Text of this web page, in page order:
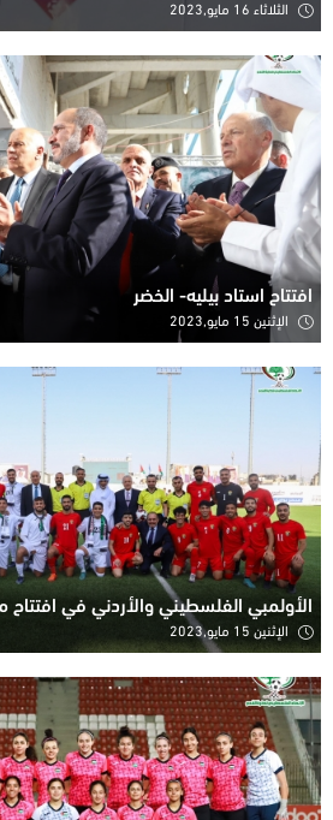
الثلاثاء 16 مايو,2023
افتتاح استاد بيليه- الخضر
الإثنين 15 مايو,2023
الأولمبي الفلسطيني والأردني في افتتاح
الإثنين 15 مايو,2023